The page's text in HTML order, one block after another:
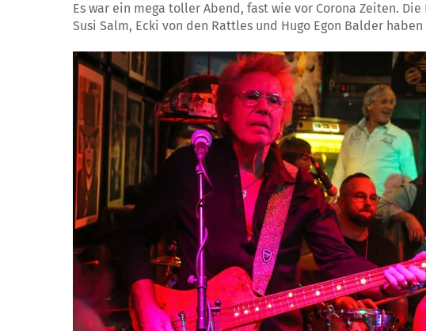
Es war ein mega toller Abend, fast wie vor Corona Zeiten.
Susi Salm, Ecki von den Rattles und Hugo Egon Balder